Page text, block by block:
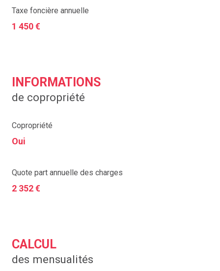
Taxe foncière annuelle
1 450 €
INFORMATIONS
de copropriété
Copropriété
Oui
Quote part annuelle des charges
2 352 €
CALCUL
des mensualités